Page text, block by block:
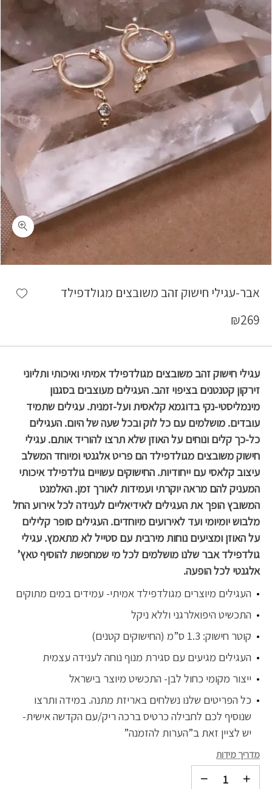
אבר-עגילי חישוק זהב משובצים מגולדפילד
₪269
עגילי חישוק זהב משובצים מגולדפילד אמיתי ואיכותי ותליוני
זירקון קטנטנים בציפוי זהב. העגילים מעוצבים בסגנון
מינמליסטי-נקי בדוגמא קלאסית ועל-זמנית. עגילים שתמיד
עובדים. מושלמים עם כל לוק ובכל שעה של היום. העגילים
כל-כך קלים ונוחים על האוזן שלא תרצו להוריד אותם. עגילי
חישוק משובצים מגולדפילד הם פריט אלגנטי ומיוחד המשלב
עיצוב קלאסי עם ייחודיות. החישוקים עשויים גולדפילד איכותי
המעניק להם מראה יוקרתי ועמידות לאורך זמן. האלמנט
המשובץ הופך את העגילים לאידיאליים לענידה לכל אירוע החל
מלבוש יומיומי ועד לאירועים מיוחדים. העגילים סופר קלילים
על האוזן ומציעים נוחות מירבית עם סטייל לא מתאמץ. עגילי
גולדפילד אבר שלנו מושלמים לכל מי שמחפשת להוסיף טאץ’
אלגנטי לכל הופעה.
העגילים מיוצרים מגולדפילד אמיתי- עמידים במים מתוקים
התכשיט היפואלרגני וללא ניקל
קוטר חישוק: 1.3 ס”מ (החישוקים קטנים)
העגילים מגיעים עם סגירת מנוף נוחה לענידה עצמית
ייצור מקומי כחול לבן- התכשיט מיוצר בישראל
כל הפריטים שלנו נשלחים באריזת מתנה. במידה ותרצו
שנוסיף לכם לחבילה כרטיס ברכה ריק/עם הקדשה אישית-
יש לציין זאת ב”הערות להזמנה”
מדריך מידות